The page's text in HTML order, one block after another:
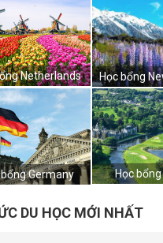
Netherlands Học bổng
Germany Học
DU HỌC MỚI NHẤT